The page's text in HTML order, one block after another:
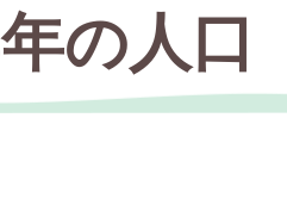
の人口